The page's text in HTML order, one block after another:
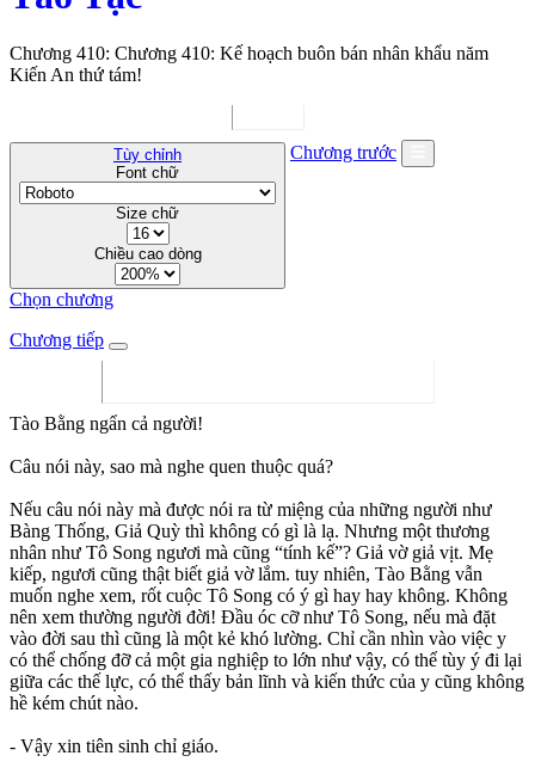
Chương 410: Chương 410: Kế hoạch buôn bán nhân khẩu năm
Kiến An thứ tám!
Tùy chỉnh
Font chữ
Size chữ
Chiều cao dòng
Chương trước
Chọn chương
Chương tiếp
Tào Bằng ngẩn cả người!
Câu nói này, sao mà nghe quen thuộc quá?
Nếu câu nói này mà được nói ra từ miệng của những người như
Bàng Thống, Giả Quỳ thì không có gì là lạ. Nhưng một thương
nhân như Tô Song ngươi mà cũng “tính kế”? Giả vờ giả vịt. Mẹ
kiếp, ngươi cũng thật biết giả vờ lắm. tuy nhiên, Tào Bằng vẫn
muốn nghe xem, rốt cuộc Tô Song có ý gì hay hay không. Không
nên xem thường người đời! Đầu óc cỡ như Tô Song, nếu mà đặt
vào đời sau thì cũng là một kẻ khó lường. Chỉ cần nhìn vào việc y
có thể chống đỡ cả một gia nghiệp to lớn như vậy, có thể tùy ý đi lại
giữa các thế lực, có thể thấy bản lĩnh và kiến thức của y cũng không
hề kém chút nào.
- Vậy xin tiên sinh chỉ giáo.